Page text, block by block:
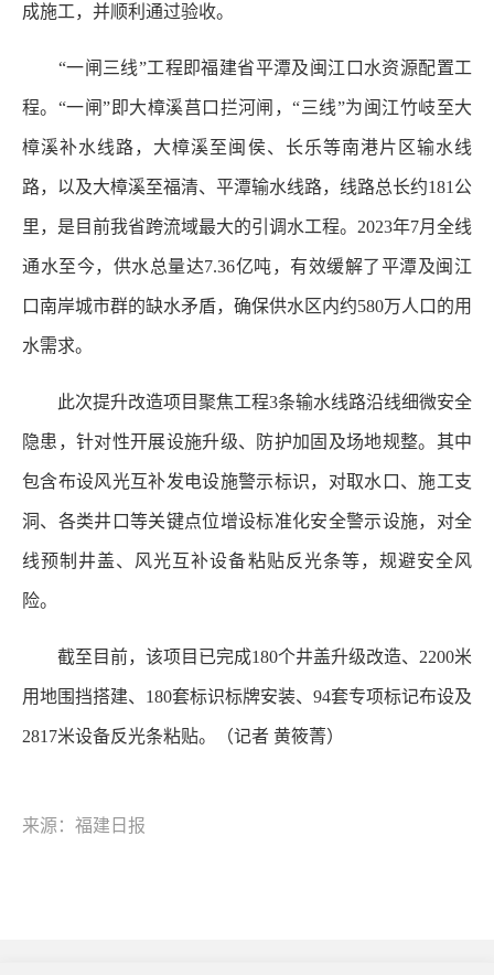
成施工，并顺利通过验收。
“一闸三线”工程即福建省平潭及闽江口水资源配置工
程。“一闸”即大樟溪莒口拦河闸，“三线”为闽江竹岐至大
樟溪补水线路，大樟溪至闽侯、长乐等南港片区输水线
路，以及大樟溪至福清、平潭输水线路，线路总长约181公
里，是目前我省跨流域最大的引调水工程。2023年7月全线
通水至今，供水总量达7.36亿吨，有效缓解了平潭及闽江
口南岸城市群的缺水矛盾，确保供水区内约580万人口的用
水需求。
此次提升改造项目聚焦工程3条输水线路沿线细微安全
隐患，针对性开展设施升级、防护加固及场地规整。其中
包含布设风光互补发电设施警示标识，对取水口、施工支
洞、各类井口等关键点位增设标准化安全警示设施，对全
线预制井盖、风光互补设备粘贴反光条等，规避安全风
险。
截至目前，该项目已完成180个井盖升级改造、2200米
用地围挡搭建、180套标识标牌安装、94套专项标记布设及
2817米设备反光条粘贴。 （记者 黄筱菁）
来源：福建日报